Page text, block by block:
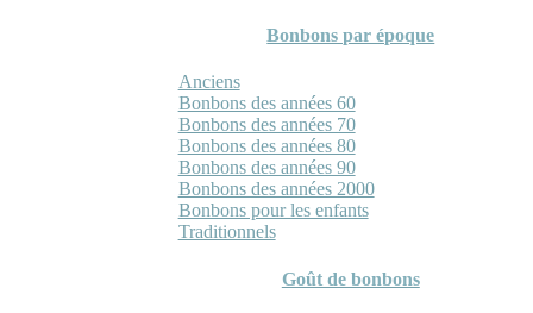
Bonbons par époque
Anciens
Bonbons des années 60
Bonbons des années 70
Bonbons des années 80
Bonbons des années 90
Bonbons des années 2000
Bonbons pour les enfants
Traditionnels
Goût de bonbons